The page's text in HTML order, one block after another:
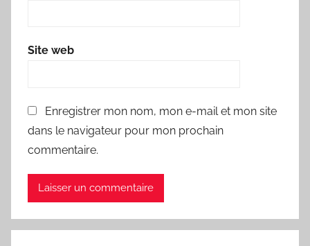
Site web
Enregistrer mon nom, mon e-mail et mon site
dans le navigateur pour mon prochain
commentaire.